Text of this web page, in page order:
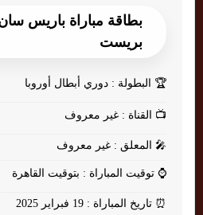
بريست
🏆 البطولة : دوري أبطال أوروبا
📺 القناة : غير معروف
🎤 المعلق : غير معروف
⌚ توقيت المباراة : بتوقيت القاهرة
⏰ تاريخ المباراة : 19 فبراير 2025